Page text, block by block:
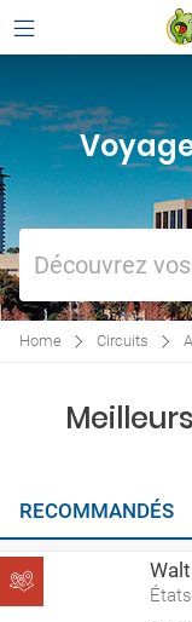
Découvrez
Home Circuits
RECOMMANDÉS